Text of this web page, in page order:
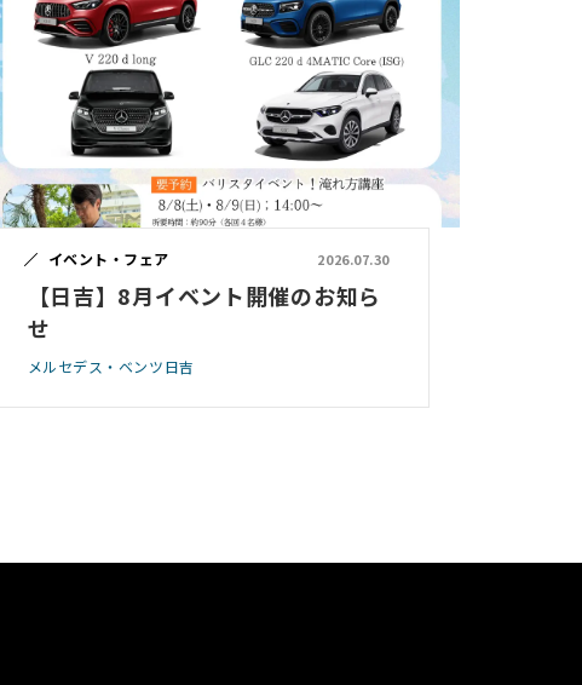
イベント・フェア 2026.07.30
【日吉】8月イベント開催のお知ら
せ
メルセデス・ベンツ日吉